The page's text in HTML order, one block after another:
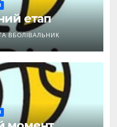
етап
ВБОЛІВАЛЬНИК